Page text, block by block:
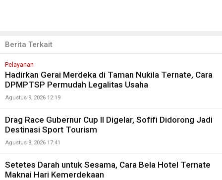
Berita Terkait
Pelayanan
Hadirkan Gerai Merdeka di Taman Nukila Ternate, Cara
DPMPTSP Permudah Legalitas Usaha
Agustus 9, 2026 12:19
Drag Race Gubernur Cup II Digelar, Sofifi Didorong Jadi
Destinasi Sport Tourism
Agustus 8, 2026 17:41
Setetes Darah untuk Sesama, Cara Bela Hotel Ternate
Maknai Hari Kemerdekaan